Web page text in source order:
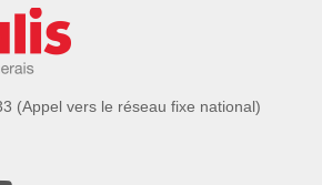
(Appel vers le réseau fixe national)